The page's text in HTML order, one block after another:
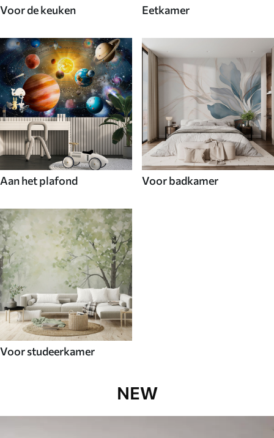
Voor de keuken Eetkamer
Aan het plafond Voor badkamer
Voor studeerkamer
NEW